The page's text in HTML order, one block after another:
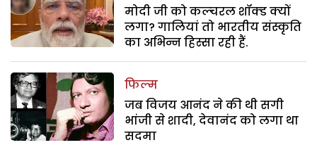
मोदी जी को कल्चरल शॉक्ड क्यों
लगा? गालियां तो भारतीय संस्कृति
का अभिन्न हिस्सा रही हैं.
फिल्म
जब विजय आनंद ने की थी सगी
भांजी से शादी, देवानंद को लगा था
सदमा